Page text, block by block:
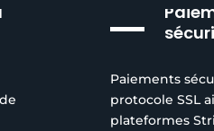
Paiements
protocole SSL
plateformes